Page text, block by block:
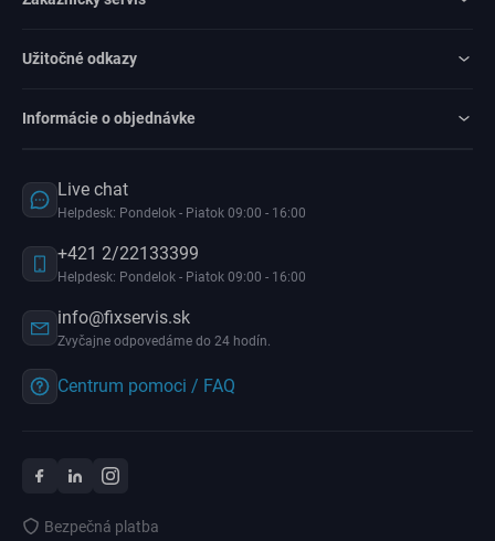
Užitočné odkazy
Informácie o objednávke
Live chat
Helpdesk: Pondelok - Piatok 09:00 - 16:00
+421 2/22133399
Helpdesk: Pondelok - Piatok 09:00 - 16:00
info@fixservis.sk
Zvyčajne odpovedáme do 24 hodín.
Centrum pomoci / FAQ
Bezpečná platba